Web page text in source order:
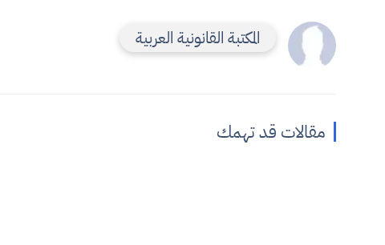
المكتبة القانونية العربية
مقالات قد تهمك